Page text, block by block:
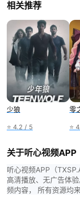
相关推荐
少狼
⭐ 4.2 / 5
零
⭐
关于听心视频APP
听心视频APP（
高清播放、无广告体
频内容， 所有资源均